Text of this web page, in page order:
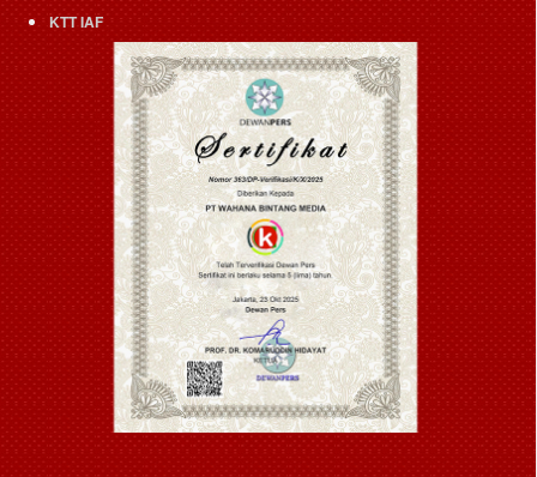
KTT IAF